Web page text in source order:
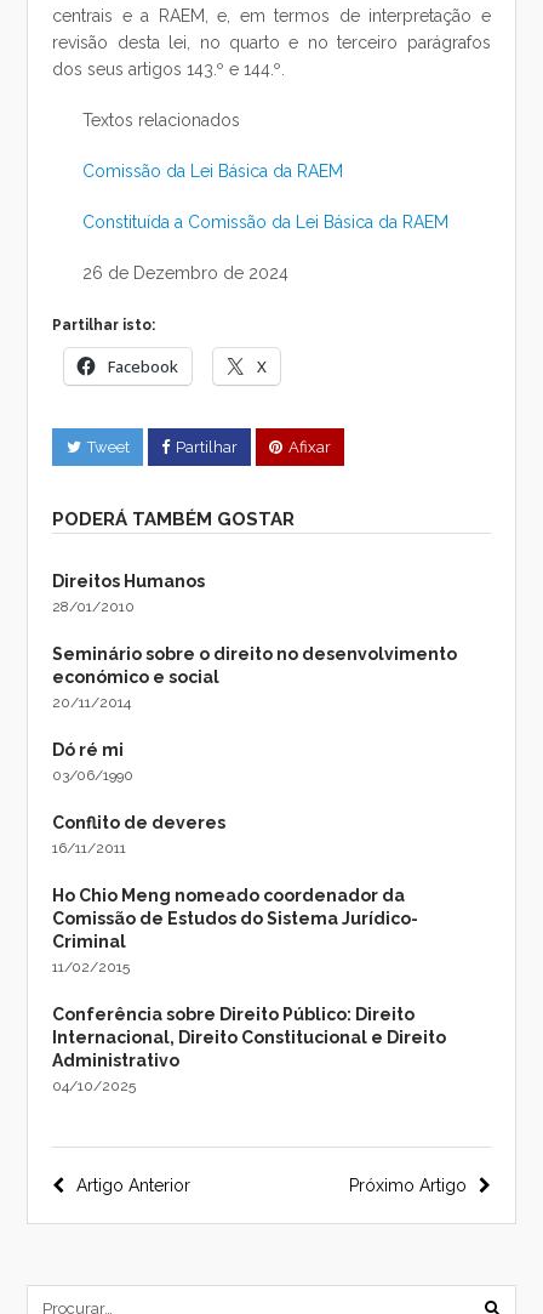
centrais e a RAEM, e, em termos de interpretação e
revisão desta lei, no quarto e no terceiro parágrafos
dos seus artigos 143.º e 144.º.
Textos relacionados
Comissão da Lei Básica da RAEM
Constituída a Comissão da Lei Básica da RAEM
26 de Dezembro de 2024
Partilhar isto:
Facebook X
Tweet Partilhar Afixar
PODERÁ TAMBÉM GOSTAR
Direitos Humanos
28/01/2010
Seminário sobre o direito no desenvolvimento
económico e social
20/11/2014
Dó ré mi
03/06/1990
Conflito de deveres
16/11/2011
Ho Chio Meng nomeado coordenador da
Comissão de Estudos do Sistema Jurídico-
Criminal
11/02/2015
Conferência sobre Direito Público: Direito
Internacional, Direito Constitucional e Direito
Administrativo
04/10/2025
Navegação
do
Próximo Artigo
Artigo Anterior